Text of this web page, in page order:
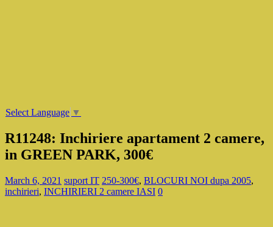
Select Language ▼
R11248: Inchiriere apartament 2 camere,
in GREEN PARK, 300€
March 6, 2021 suport IT 250-300€, BLOCURI NOI dupa 2005,
inchirieri, INCHIRIERI 2 camere IASI 0